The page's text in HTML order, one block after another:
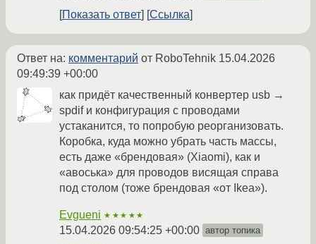
Показать ответ Ссылка
Ответ на: комментарий от RoboTehnik 15.04.2026
09:49:39 +00:00
как придёт качественный конвертер usb →
spdif и конфигурация с проводами
устаканится, то попробую реорганизовать.
Коробка, куда можно убрать часть массы,
есть даже «брендовая» (Xiaomi), как и
«авоська» для проводов висящая справа
под столом (тоже брендовая «от Ikea»).
Evgueni ★★★★★
15.04.2026 09:54:25 +00:00 автор топика